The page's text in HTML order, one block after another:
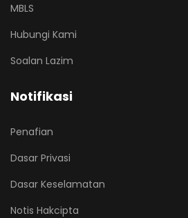
MBLS
Hubungi Kami
Soalan Lazim
Notifikasi
Penafian
Dasar Privasi
Dasar Keselamatan
Notis Hakcipta